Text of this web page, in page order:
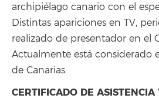
archipiélago canario con el
Distintas apariciones en TV,
realizado de presentador en el
Actualmente está considerado
de Canarias.
CERTIFICADO DE ASISTENCIA